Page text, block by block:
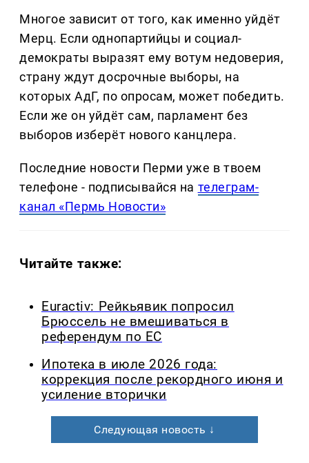
Многое зависит от того, как именно уйдёт
Мерц. Если однопартийцы и социал-
демократы выразят ему вотум недоверия,
страну ждут досрочные выборы, на
которых АдГ, по опросам, может победить.
Если же он уйдёт сам, парламент без
выборов изберёт нового канцлера.
Последние новости Перми уже в твоем
телефоне - подписывайся на телеграм-
канал «Пермь Новости»
Читайте также:
Euractiv: Рейкьявик попросил
Брюссель не вмешиваться в
референдум по ЕС
Ипотека в июле 2026 года:
коррекция после рекордного июня и
усиление вторички
Следующая новость ↓